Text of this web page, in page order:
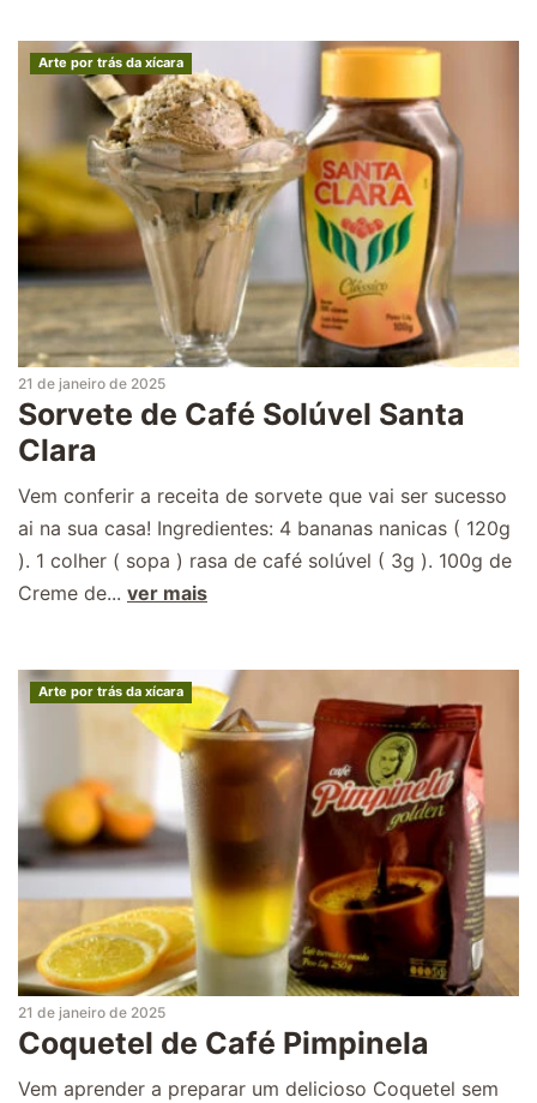
Arte por trás da xícara
21 de janeiro de 2025
Sorvete de Café Solúvel Santa
Clara
Vem conferir a receita de sorvete que vai ser sucesso
ai na sua casa! Ingredientes: 4 bananas nanicas ( 120g
). 1 colher ( sopa ) rasa de café solúvel ( 3g ). 100g de
Creme de... ver mais
Arte por trás da xícara
21 de janeiro de 2025
Coquetel de Café Pimpinela
Vem aprender a preparar um delicioso Coquetel sem